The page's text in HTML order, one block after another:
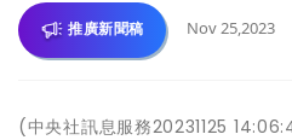
推廣新聞稿 Nov 25,2023
(中央社訊息服務20231125